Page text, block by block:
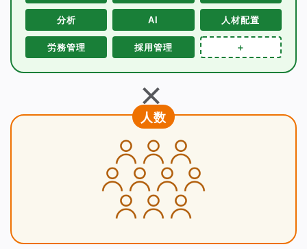
分析 AI 人材配置
労務管理 採用管理 ＋
＋
人数